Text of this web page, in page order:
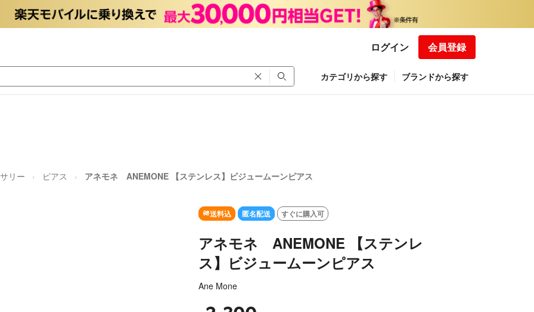
ログイン 会員登録
カテゴリから探す ブランドから探す
リー ピアス アネモネ ANEMONE 【ステンレス】ビジュームーンピアス
送料込 匿名配送 すぐに購入可
アネモネ ANEMONE 【ステンレ
ス】ビジュームーンピアス
Ane Mone